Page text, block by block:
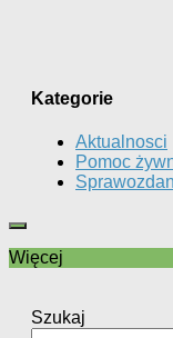
Kategorie
Aktualnosci
Pomoc
Więcej
Szukaj